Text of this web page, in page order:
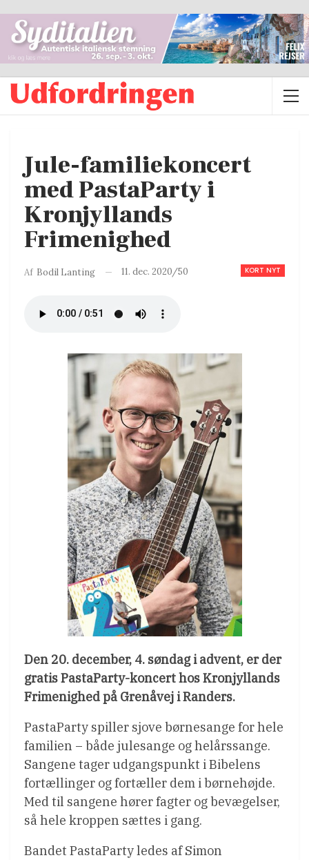
Jule-familiekoncert
med PastaParty i
Kronjyllands
Frimenighed
KORT NYT
Af Bodil Lanting 11. dec. 2020/50
Den 20. december, 4. søndag i advent, er der
gratis PastaParty-koncert hos Kronjyllands
Frimenighed på Grenåvej i Randers.
PastaParty spiller sjove børnesange for hele
familien – både julesange og helårssange.
Sangene tager udgangspunkt i Bibelens
fortællinger og fortæller dem i børnehøjde.
Med til sangene hører fagter og bevægelser,
så hele kroppen sættes i gang.
Bandet PastaParty ledes af Simon